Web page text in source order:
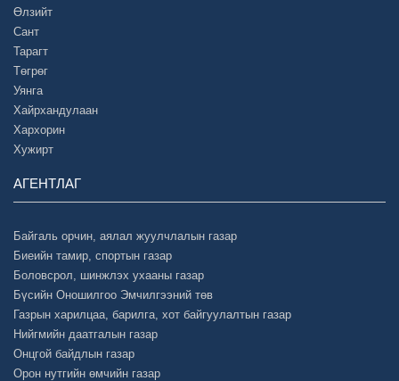
Өлзийт
Сант
Тарагт
Төгрөг
Уянга
Хайрхандулаан
Хархорин
Хужирт
АГЕНТЛАГ
Байгаль орчин, аялал жуулчлалын газар
Биеийн тамир, спортын газар
Боловсрол, шинжлэх ухааны газар
Бүсийн Оношилгоо Эмчилгээний төв
Газрын харилцаа, барилга, хот байгуулалтын газар
Нийгмийн даатгалын газар
Онцгой байдлын газар
Орон нутгийн өмчийн газар